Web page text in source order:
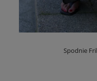
Spodnie